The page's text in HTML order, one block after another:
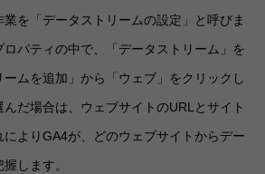
を「データストリームの設定」と呼びま
パティの中で、「データストリーム」を
ームを追加」から「ウェブ」をクリックし
んだ場合は、ウェブサイトのURLとサイト
よりGA4が、どのウェブサイトからデー
します。